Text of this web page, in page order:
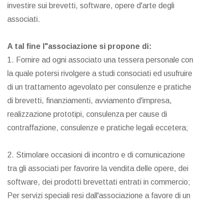
investire sui brevetti, software, opere d'arte degli
associati.
A tal fine l"associazione si propone di:
1. Fornire ad ogni associato una tessera personale con
la quale potersi rivolgere a studi consociati ed usufruire
di un trattamento agevolato per consulenze e pratiche
di brevetti, finanziamenti, avviamento d'impresa,
realizzazione prototipi, consulenza per cause di
contraffazione, consulenze e pratiche legali eccetera;
2. Stimolare occasioni di incontro e di comunicazione
tra gli associati per favorire la vendita delle opere, dei
software, dei prodotti brevettati entrati in commercio;
Per servizi speciali resi dall'associazione a favore di un